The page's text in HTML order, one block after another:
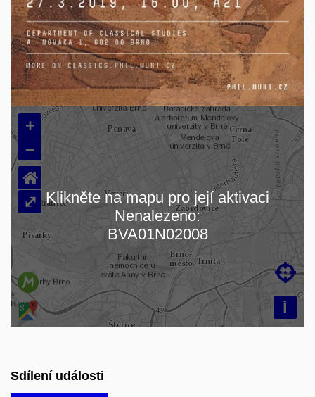
Načítám mapu…
+
–
i

⌂
⤢ Klikněte na mapu pro její aktivaci
Nenalezeno:
BVA01N02008
Sdílení události